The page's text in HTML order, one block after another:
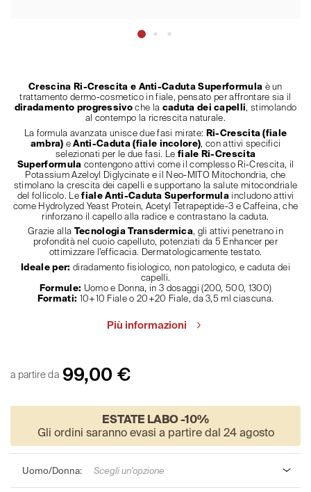
Crescina Ri-Crescita e Anti-Caduta Superformula è un
trattamento dermo-cosmetico in fiale, pensato per affrontare sia il
diradamento progressivo che la caduta dei capelli, stimolando
al contempo la ricrescita naturale.
La formula avanzata unisce due fasi mirate: Ri-Crescita (fiale
ambra) eAnti-Caduta (fiale incolore), con attivi specifici
selezionati per le due fasi. Le fiale Ri-Crescita
Superformula contengono attivi come il complesso Ri-Crescita, il
Potassium Azeloyl Diglycinate e il Neo-MITO Mitochondria, che
stimolano la crescita dei capelli e supportano la salute mitocondriale
del follicolo. Lefiale Anti-Caduta Superformulaincludono attivi
come Hydrolyzed Yeast Protein, Acetyl Tetrapeptide-3 e Caffeina, che
rinforzano il capello alla radice e contrastano la caduta.
Grazie alla Tecnologia Transdermica, gli attivi penetrano in
profondità nel cuoio capelluto, potenziati da 5 Enhancer per
ottimizzare l’efficacia. Dermatologicamente testato.
Ideale per: diradamento fisiologico, non patologico, e caduta dei
capelli.
Formule: Uomo e Donna, in 3 dosaggi (200, 500, 1300)
Formati: 10+10 Fiale o 20+20 Fiale, da 3,5 ml ciascuna.
Più informazioni
a partire da 99,00 €
ESTATE LABO -10%
Gli ordini saranno evasi a partire dal 24 agosto
Uomo/Donna Scegli un'opzione